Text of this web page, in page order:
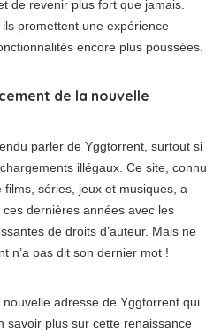
de revenir plus fort que jamais.
promettent une expérience
encore plus poussées.
de la nouvelle
parler de Yggtorrent, surtout si
illégaux. Ce site, connu
séries, jeux et musiques, a
dernières années avec les
de droits d’auteur. Mais ne
n’a pas dit son dernier mot !
nouvelle adresse de Yggtorrent qui
savoir plus sur cette renaissance